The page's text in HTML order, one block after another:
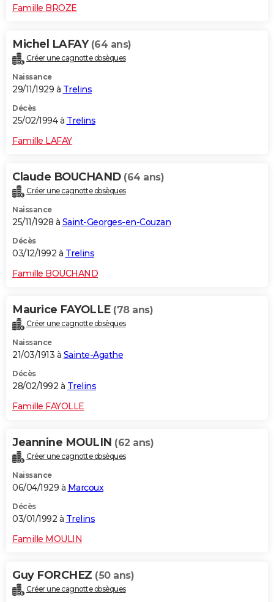
Famille BROZE
Michel LAFAY (64 ans)
Créer une cagnotte obsèques
Naissance
29/11/1929 à Trelins
Décès
25/02/1994 à Trelins
Famille LAFAY
Claude BOUCHAND (64 ans)
Créer une cagnotte obsèques
Naissance
25/11/1928 à Saint-Georges-en-Couzan
Décès
03/12/1992 à Trelins
Famille BOUCHAND
Maurice FAYOLLE (78 ans)
Créer une cagnotte obsèques
Naissance
21/03/1913 à Sainte-Agathe
Décès
28/02/1992 à Trelins
Famille FAYOLLE
Jeannine MOULIN (62 ans)
Créer une cagnotte obsèques
Naissance
06/04/1929 à Marcoux
Décès
03/01/1992 à Trelins
Famille MOULIN
Guy FORCHEZ (50 ans)
Créer une cagnotte obsèques